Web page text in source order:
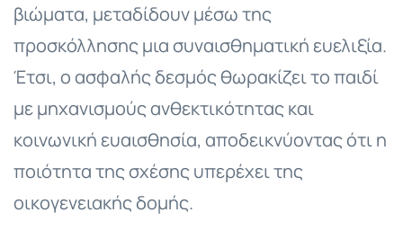
βιώματα, μεταδίδουν μέσω της
προσκόλλησης μια συναισθηματική ευελιξία.
Έτσι, ο ασφαλής δεσμός θωρακίζει το παιδί
με μηχανισμούς ανθεκτικότητας και
κοινωνική ευαισθησία, αποδεικνύοντας ότι η
ποιότητα της σχέσης υπερέχει της
οικογενειακής δομής.